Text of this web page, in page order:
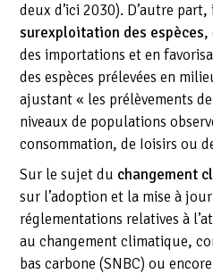
deux d’ici 2030). D’autre part,
surexploitation des espèces,
des importations et en
des espèces prélevées en
ajustant « les prélèvements
niveaux de populations
consommation, de Ioisirs ou
Sur le sujet du changement
sur l’adoption et la mise à
réglementations relatives à
au changement climatique,
bas carbone (SNBC) ou